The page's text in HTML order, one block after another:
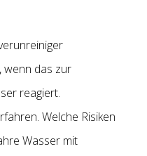
wenn das zur
reagiert.
Welche Risiken
Wasser mit